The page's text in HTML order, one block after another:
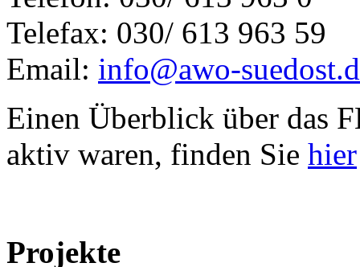
Telefax: 030/ 613 963 59
Email: info@awo-
Einen Überblick über das
aktiv waren, finden Sie hier
Projekte